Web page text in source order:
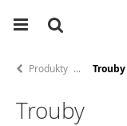
Produkty Trouby
Trouby